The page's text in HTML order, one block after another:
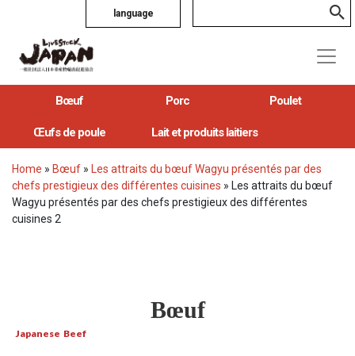
language
Bœuf Porc Poulet
Œufs de poule Lait et produits laitiers
Home » Bœuf » Les attraits du bœuf Wagyu présentés par des
chefs prestigieux des différentes cuisines » Les attraits du bœuf
Wagyu présentés par des chefs prestigieux des différentes
cuisines 2
Bœuf
Japanese Beef